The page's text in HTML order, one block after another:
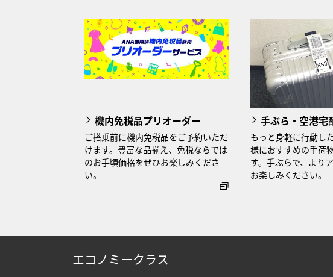
機内免税品プリオーダー
ご搭乗前に機内免税品をご予約いただ
けます。豊富な品揃え、免税ならでは
のお手頃価格をぜひお楽しみくださ
い。
手ぶら・空港宅
もっと身軽に行動し
様におすすめの手荷
す。手ぶらで、より
お楽しみください。
エコノミークラス